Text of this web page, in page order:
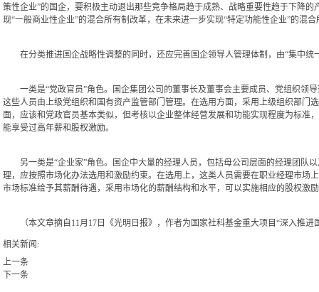
策性企业”的国企，要积极主动退出那些竞争格局趋于成熟、战略重要性趋于下降
现“一般商业性企业”的混合所有制改革，在未来进一步实现“特定功能性企业”的混
在分类推进国企战略性调整的同时，还应完善国企领导人管理体制，由“集中统
一类是“党政官员”角色。国企集团公司的董事长及董事会主要成员、党组织领
这些人员由上级党组织和国有资产监管部门管理。在选用方面，采用上级组织部
面，应该和党政官员基本类似，但考核以企业整体经营发展和功能实现程度为标
能享受过高年薪和股权激励。
另一类是“企业家”角色。国企中大量的经理人员，包括母公司层面的经理团队
理，应按照市场化办法选用和激励约束。在选用上，这类人员需要在职业经理市
市场标准给予其薪酬待遇，采用市场化的薪酬结构和水平，可以实施相应的股权
（本文章摘自11月17日《光明日报》，作者为国家社科基金重大项目“深入推进
相关新闻:
上一条
下一条